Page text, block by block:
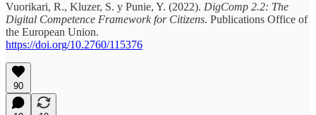
Vuorikari, R., Kluzer, S. y Punie, Y. (2022). DigComp 2.2: The
Digital Competence Framework for Citizens. Publications Office of
the European Union.
https://doi.org/10.2760/115376
90